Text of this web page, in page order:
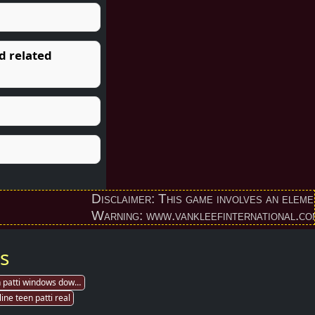
related
Disclaimer: This game involves an element
Warning: www.vankleefinternational.com
teen patti windows download
teen patti real